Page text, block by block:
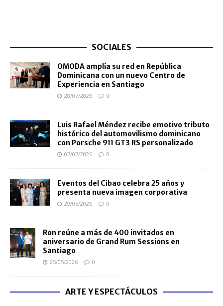
SOCIALES
OMODA amplía su red en República
Dominicana con un nuevo Centro de
Experiencia en Santiago
28/07/2026 0
Luis Rafael Méndez recibe emotivo tributo
histórico del automovilismo dominicano
con Porsche 911 GT3 RS personalizado
07/07/2026 0
Eventos del Cibao celebra 25 años y
presenta nueva imagen corporativa
29/05/2026 0
Ron reúne a más de 400 invitados en
aniversario de Grand Rum Sessions en
Santiago
25/05/2026 0
ARTE Y ESPECTÁCULOS